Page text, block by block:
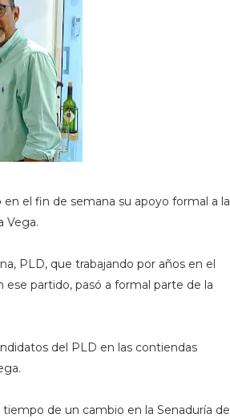
el fin de semana su apoyo formal a la
Vega.
PLD, que trabajando por años en el
partido, pasó a formal parte de la
del PLD en las contiendas
de un cambio en la Senaduría de